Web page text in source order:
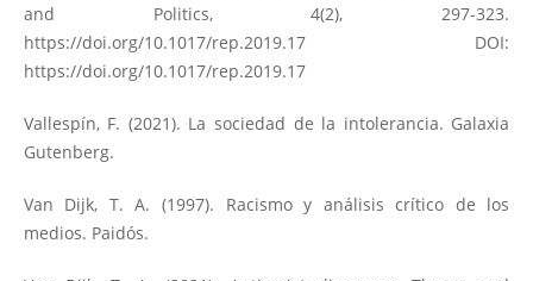
and Politics, 4(2), 297-323.
https://doi.org/10.1017/rep.2019.17DOI:
https://doi.org/10.1017/rep.2019.17
Vallespín, F. (2021). La sociedad de la intolerancia. Galaxia
Gutenberg.
Van Dijk, T. A. (1997). Racismo y análisis crítico de los
medios. Paidós.